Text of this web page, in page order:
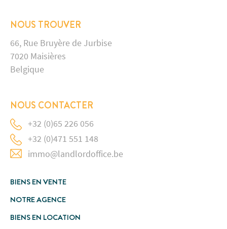
NOUS TROUVER
66, Rue Bruyère de Jurbise
7020 Maisières
Belgique
NOUS CONTACTER
+32 (0)65 226 056
+32 (0)471 551 148
immo@landlordoffice.be
BIENS EN VENTE
NOTRE AGENCE
BIENS EN LOCATION